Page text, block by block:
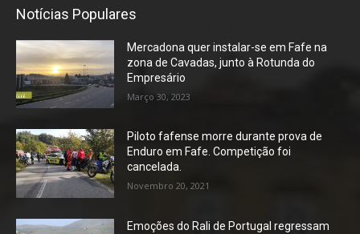
Notícias Populares
Mercadona quer instalar-se em Fafe na
zona de Cavadas, junto à Rotunda do
Empresário
Março 30, 2023
Piloto fafense morre durante prova de
Enduro em Fafe. Competição foi
cancelada.
Novembro 20, 2021
Emoções do Rali de Portugal regressam